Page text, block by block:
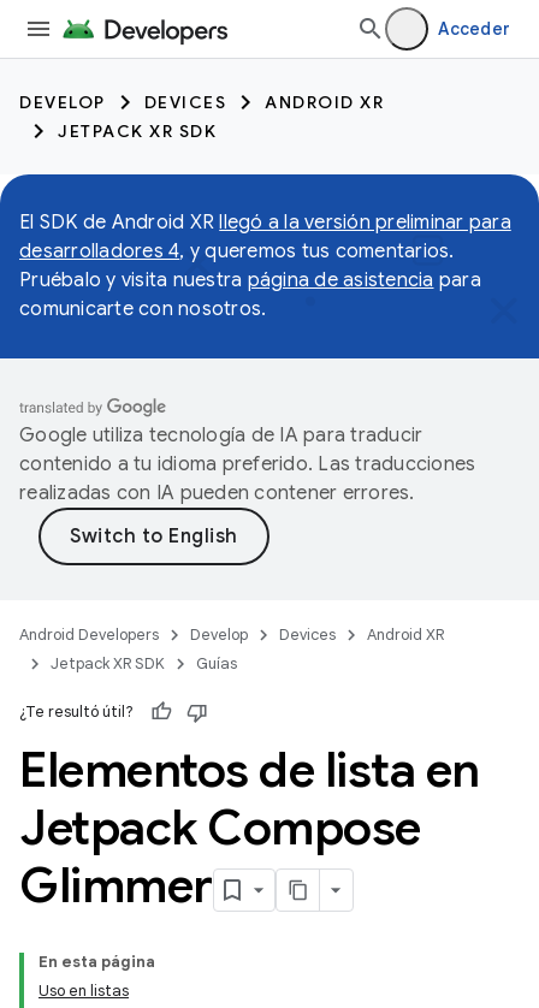
Acceder
DEVELOP DEVICES
ANDROID XR
JETPACK XR SDK
El SDK de Android XRllegó a la versión preliminar para
desarrolladores 4, y queremos tus comentarios.
Pruébalo y visita nuestra página de asistencia para
comunicarte con nosotros.
Google utiliza tecnología de IA para traducir
contenido a tu idioma preferido. Las traducciones
realizadas con IA pueden contener errores.
Android Developers Develop Devices
Android XR
Jetpack XR SDK
Guías
¿Te resultó útil?
Elementos de lista en
Jetpack Compose
Glimmer
En esta página
Uso en listas